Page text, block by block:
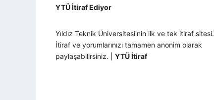
YTÜ İtiraf Ediyor
Yıldız Teknik Üniversitesi'nin ilk ve tek itiraf sitesi.
İtiraf ve yorumlarınızı tamamen anonim olarak
paylaşabilirsiniz. | YTÜ İtiraf